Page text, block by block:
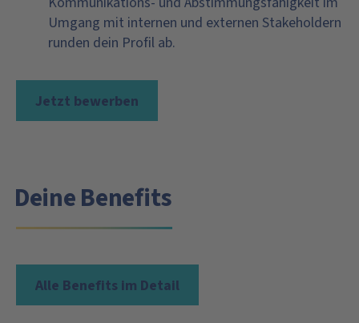
Umgang mit internen und externen Stakeholdern
runden dein Profil ab.
Jetzt bewerben
Deine Benefits
Alle Benefits im Detail